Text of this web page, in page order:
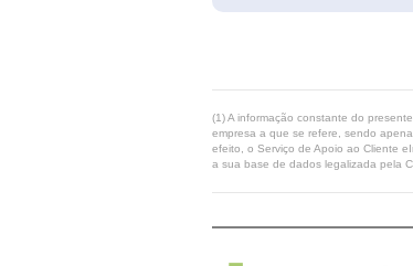
(1) A informação constante do
empresa a que se refere, sendo
efeito, o Serviço de Apoio ao Cliente
a sua base de dados legalizada pela